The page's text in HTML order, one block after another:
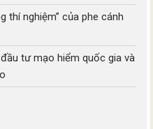
thí nghiệm” của phe cánh
tư mạo hiểm quốc gia và